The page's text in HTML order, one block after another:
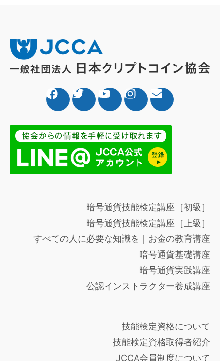
暗号通貨技能検定講座［初級］
暗号通貨技能検定講座［上級］
すべての人に必要な知識を｜お金の教育講座
暗号通貨基礎講座
暗号通貨実践講座
公認インストラクター養成講座
技能検定資格について
技能検定資格取得者紹介
JCCA会員制度について